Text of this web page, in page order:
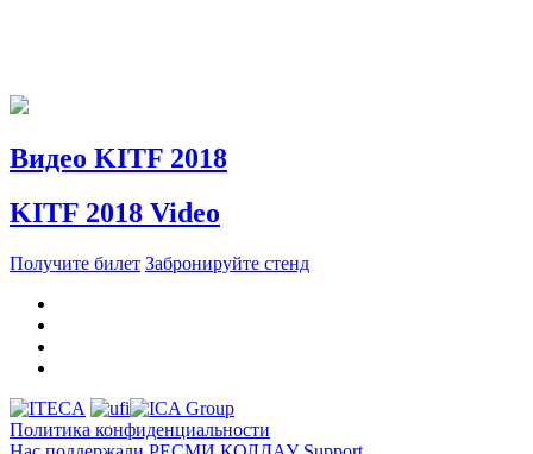
Видео KITF 2018
KITF 2018 Video
Получите билет Забронируйте стенд
Политика конфиденциальности